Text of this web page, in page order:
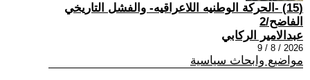
(15) -الحركة الوطنيه اللاعراقيه- والفشل التاريخي
الفاضح/2
عبدالامير الركابي
2026 / 8 / 9
مواضيع وابحاث سياسية